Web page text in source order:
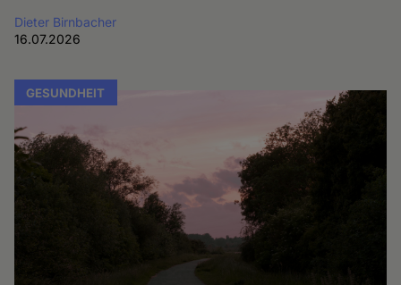
Dieter Birnbacher
16.07.2026
GESUNDHEIT